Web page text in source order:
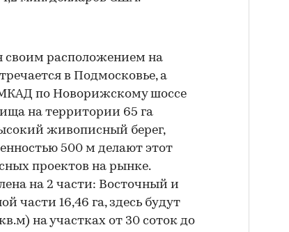
своим расположением на
в Подмосковье, а
по Новорижскому шоссе
на территории 65 га
живописный берег,
500 м делают этот
проектов на рынке.
на 2 части: Восточный и
части 16,46 га, здесь будут
на участках от 30 соток до